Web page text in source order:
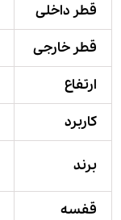
قطر داخلی
قطر خارجی
ارتفاع
کاربرد
برند
قفسه